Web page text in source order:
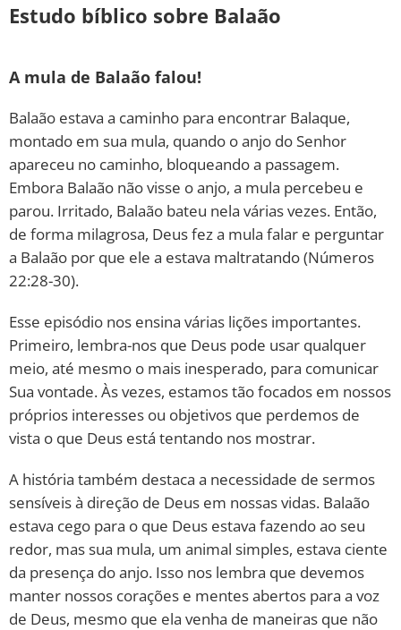
Estudo bíblico sobre Balaão
A mula de Balaão falou!
Balaão estava a caminho para encontrar Balaque,
montado em sua mula, quando o anjo do Senhor
apareceu no caminho, bloqueando a passagem.
Embora Balaão não visse o anjo, a mula percebeu e
parou. Irritado, Balaão bateu nela várias vezes. Então,
de forma milagrosa, Deus fez a mula falar e perguntar
a Balaão por que ele a estava maltratando (Números
22:28-30).
Esse episódio nos ensina várias lições importantes.
Primeiro, lembra-nos que Deus pode usar qualquer
meio, até mesmo o mais inesperado, para comunicar
Sua vontade. Às vezes, estamos tão focados em nossos
próprios interesses ou objetivos que perdemos de
vista o que Deus está tentando nos mostrar.
A história também destaca a necessidade de sermos
sensíveis à direção de Deus em nossas vidas. Balaão
estava cego para o que Deus estava fazendo ao seu
redor, mas sua mula, um animal simples, estava ciente
da presença do anjo. Isso nos lembra que devemos
manter nossos corações e mentes abertos para a voz
de Deus, mesmo que ela venha de maneiras que não